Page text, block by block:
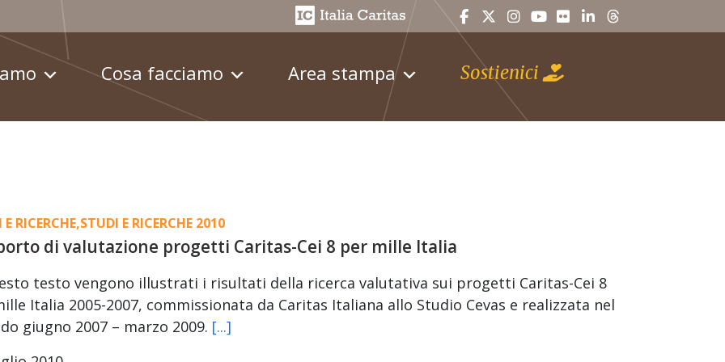
Cosa facciamo Area stampa Sostienici
RICERCHE,STUDI E RICERCHE 2010
di valutazione progetti Caritas-Cei 8 per mille Italia
testo vengono illustrati i risultati della ricerca valutativa sui progetti Caritas-Cei 8
Italia 2005-2007, commissionata da Caritas Italiana allo Studio Cevas e realizzata nel
giugno 2007 – marzo 2009. [...]